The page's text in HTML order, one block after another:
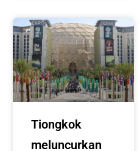
Tiongkok
meluncurkan